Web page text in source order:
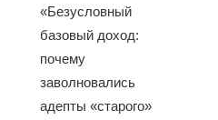
«Безусловный
базовый доход:
почему
заволновались
адепты «старого»